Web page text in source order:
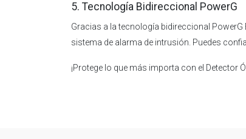
5. Tecnología Bidireccional PowerG
Gracias a la tecnología bidireccional
sistema de alarma de intrusión. Puedes
¡Protege lo que más importa con el Detector